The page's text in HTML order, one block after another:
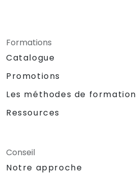
Formations
Catalogue
Promotions
Les méthodes de formation
Ressources
Conseil
Notre approche